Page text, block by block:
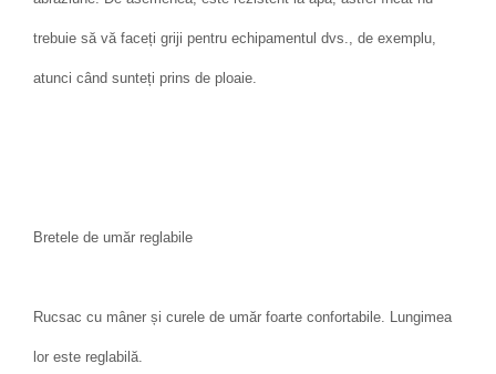
trebuie să vă faceți griji pentru echipamentul dvs., de exemplu,
atunci când sunteți prins de ploaie.
Bretele de umăr reglabile
Rucsac cu mâner și curele de umăr foarte confortabile. Lungimea
lor este reglabilă.